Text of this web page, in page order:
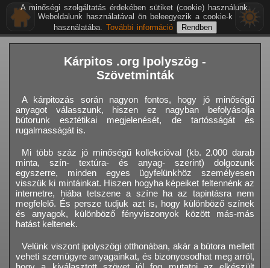
Kárpitos .org Ipolyszög -
Szövetminták
A kárpitozás során nagyon fontos, hogy jó minőségű
anyagot válasszunk, hiszen ez nagyban befolyásolja
bútorunk esztétikai megjelenését, de tartósságát és
rugalmasságát is.
Mi több száz jó minőségű kollekcióval (kb. 2.000 darab
minta, szín- textúra- és anyag- szerint) dolgozunk
egyszerre, minden egyes ügyfelünkhöz személyesen
visszük ki mintáinkat. Hiszen hogyha képeiket feltennénk az
internetre, hiába tetszene a színe ha az tapintásra nem
megfelelő. És persze tudjuk azt is, hogy különböző színek
és anyagok, különböző fényviszonyok között más-más
hatást keltenek.
Velünk viszont ipolyszögi otthonában, akár a bútora mellett
veheti szemügyre anyagainkat, és bizonyosodhat meg arról,
A minőségi szolgáltatás érdekében sütiket (cookie) használunk.
Weboldalunk használatával ön beleegyezik a cookie-k
használatába. További információ